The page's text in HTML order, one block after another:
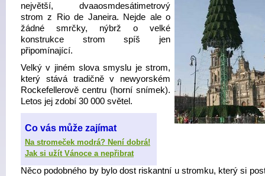
největší, dvaaosmdesátimetrový
strom z Rio de Janeira. Nejde ale o
žádné smrčky, nýbrž o velké
konstrukce strom spíš jen
připomínající.
Velký v jiném slova smyslu je strom,
který stává tradičně v newyorském
Rockefellerově centru (horní snímek).
Letos jej zdobí 30 000 světel.
Co vás může zajímat
Na stromeček modrá? Není dobrá!
Jak si užít Vánoce a nepřibrat
Něco podobného by bylo dost riskantní u stromku, který si